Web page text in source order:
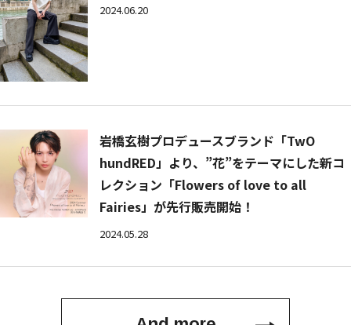
2024.06.20
岩橋玄樹プロデュースブランド「TwO
hundRED」より、”花”をテーマにした新コ
レクション「Flowers of love to all
Fairies」が先行販売開始！
2024.05.28